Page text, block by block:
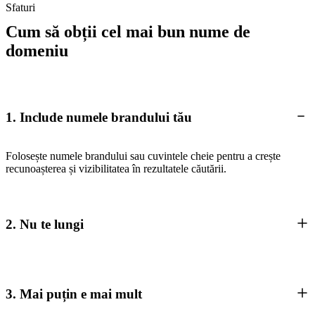
Sfaturi
Cum să obții cel mai bun nume de
domeniu
1. Include numele brandului tău
Folosește numele brandului sau cuvintele cheie pentru a crește
recunoașterea și vizibilitatea în rezultatele căutării.
2. Nu te lungi
3. Mai puțin e mai mult